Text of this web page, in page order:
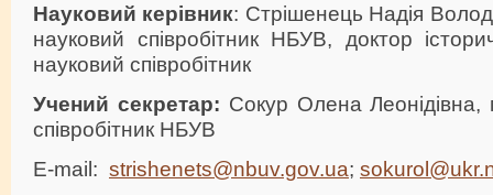
Науковий керівник: Стрішенець Надія
науковий співробітник НБУВ, доктор
науковий співробітник
Учений секретар: Сокур Олена
співробітник НБУВ
E-mail: strishenets@nbuv.gov.ua;